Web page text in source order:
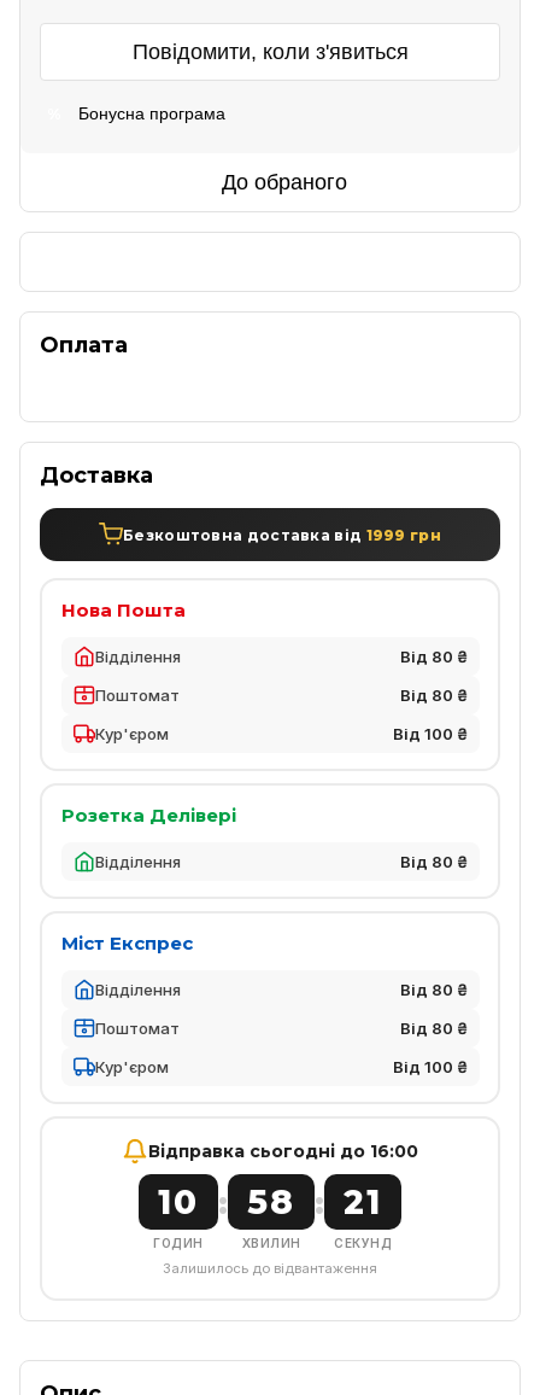
Повідомити, коли з'явиться
Бонусна програма
До обраного
Оплата
Доставка
Безкоштовна доставка від 1999 грн
Нова Пошта
Відділення
Від 80 ₴
Поштомат
Від 80 ₴
Кур'єром
Від 100 ₴
Розетка Делівері
Відділення Від 80 ₴
Міст Експрес
Відділення
Від 80 ₴
Поштомат
Від 80 ₴
Кур'єром
Від 100 ₴
Відправка сьогодні до 16:00
10
ГОДИН
: 58
ХВИЛИН
: 21
СЕКУНД
Залишилось до відвантаження